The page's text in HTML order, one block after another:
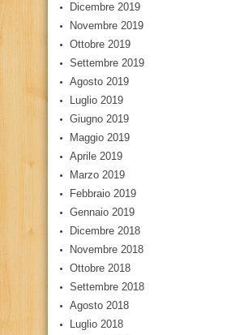
Dicembre 2019
Novembre 2019
Ottobre 2019
Settembre 2019
Agosto 2019
Luglio 2019
Giugno 2019
Maggio 2019
Aprile 2019
Marzo 2019
Febbraio 2019
Gennaio 2019
Dicembre 2018
Novembre 2018
Ottobre 2018
Settembre 2018
Agosto 2018
Luglio 2018